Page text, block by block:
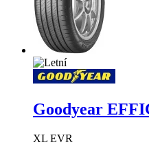
Goodyear
XL EVR